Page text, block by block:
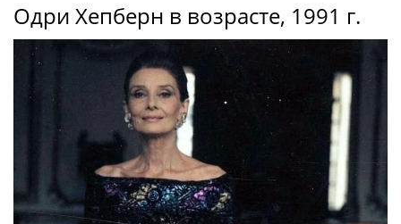
Oдpи Xeпбepн в возрасте, 1991 г.